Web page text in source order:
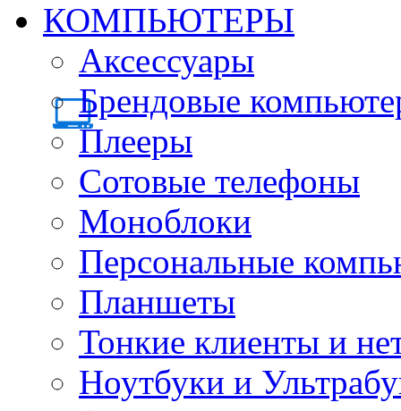
КОМПЬЮТЕРЫ
Аксессуары
Брендовые
Плееры
Сотовые телефоны
Моноблоки
Персональные
Планшеты
Тонкие клиенты и
Ноутбуки и